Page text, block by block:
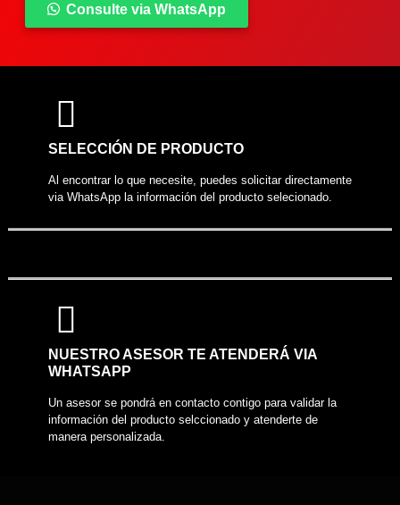
Consulte via WhatsApp
COMPARTIR PRODUCTO
SELECCIÓN DE PRODUCTO
Al encontrar lo que necesite, puedes solicitar directamente
via WhatsApp la información del producto selecionado.
NUESTRO ASESOR TE ATENDERÁ VIA
WHATSAPP
Un asesor se pondrá en contacto contigo para validar la
información del producto selccionado y atenderte de
manera personalizada.